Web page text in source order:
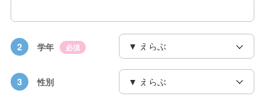
2 学年 必須
3 性別